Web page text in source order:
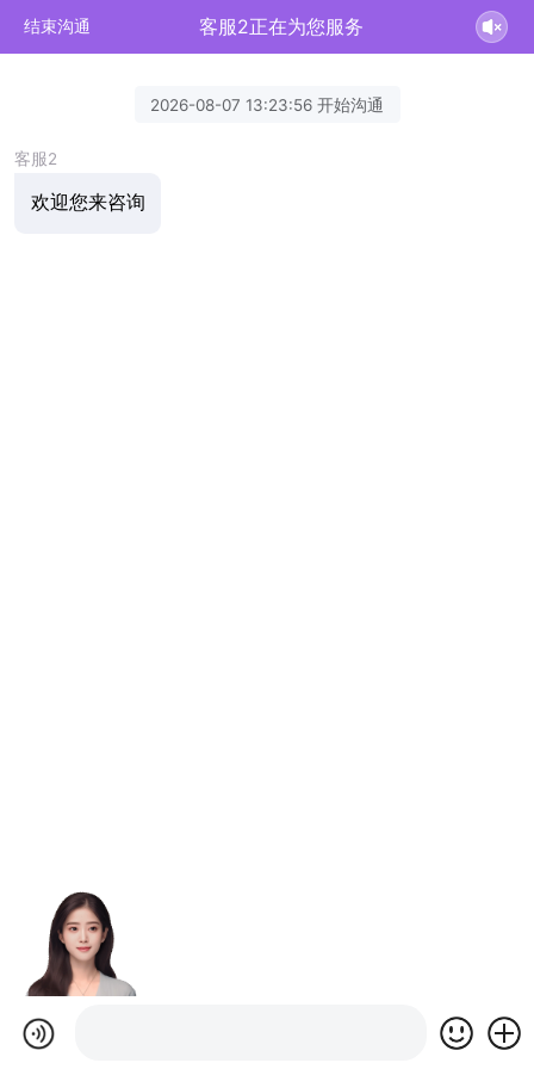
结束沟通 客服2正在为您服务
2026-08-07 13:23:56 开始沟通
客服2
欢迎您来咨询